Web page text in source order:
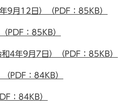
9月12日）（PDF：85KB）
PDF：85KB）
4年9月7日）（PDF：85KB）
PDF：84KB）
：84KB）